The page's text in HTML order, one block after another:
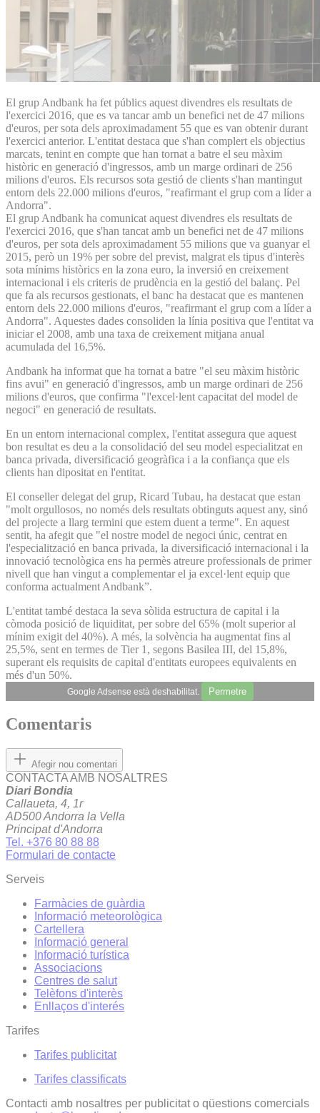
El grup Andbank ha fet públics aquest divendres els resultats de
l'exercici 2016, que es va tancar amb un benefici net de 47 milions
d'euros, per sota dels aproximadament 55 que es van obtenir durant
l'exercici anterior. L'entitat destaca que s'han complert els objectius
marcats, tenint en compte que han tornat a batre el seu màxim
històric en generació d'ingressos, amb un marge ordinari de 256
milions d'euros. Els recursos sota gestió de clients s'han mantingut
entorn dels 22.000 milions d'euros, "reafirmant el grup com a líder a
Andorra".
El grup Andbank ha comunicat aquest divendres els resultats de
l'exercici 2016, que s'han tancat amb un benefici net de 47 milions
d'euros, per sota dels aproximadament 55 milions que va guanyar el
2015, però un 19% per sobre del previst, malgrat els tipus d'interès
sota mínims històrics en la zona euro, la inversió en creixement
internacional i els criteris de prudència en la gestió del balanç. Pel
que fa als recursos gestionats, el banc ha destacat que es mantenen
entorn dels 22.000 milions d'euros, "reafirmant el grup com a líder a
Andorra". Aquestes dades consoliden la línia positiva que l'entitat va
iniciar el 2008, amb una taxa de creixement mitjana anual
acumulada del 16,5%.
Andbank ha informat que ha tornat a batre "el seu màxim històric
fins avui" en generació d'ingressos, amb un marge ordinari de 256
milions d'euros, que confirma "l'excel·lent capacitat del model de
negoci" en generació de resultats.
En un entorn internacional complex, l'entitat assegura que aquest
bon resultat es deu a la consolidació del seu model especialitzat en
banca privada, diversificació geogràfica i a la confiança que els
clients han dipositat en l'entitat.
El conseller delegat del grup, Ricard Tubau, ha destacat que estan
"molt orgullosos, no només dels resultats obtinguts aquest any, sinó
del projecte a llarg termini que estem duent a terme". En aquest
sentit, ha afegit que "el nostre model de negoci únic, centrat en
l'especialització en banca privada, la diversificació internacional i la
innovació tecnològica ens ha permès atreure professionals de primer
nivell que han vingut a complementar el ja excel·lent equip que
conforma actualment Andbank”.
L'entitat també destaca la seva sòlida estructura de capital i la
còmoda posició de liquiditat, per sobre del 65% (molt superior al
mínim exigit del 40%). A més, la solvència ha augmentat fins al
25,5%, sent en termes de Tier 1, segons Basilea III, del 15,8%,
superant els requisits de capital d'entitats europees equivalents en
més d'un 50%.
Google Adsense està deshabilitat. Permetre
Comentaris
Afegir nou comentari
CONTACTA AMB NOSALTRES
Diari Bondia
Callaueta, 4, 1r
AD500 Andorra la Vella
Principat d'Andorra
Tel. +376 80 88 88
Formulari de contacte
Serveis
Farmàcies de guàrdia
Informació meteorològica
Cartellera
Informació general
Informació turística
Associacions
Centres de salut
Telèfons d'interès
Enllaços d'interés
Tarifes
Tarifes publicitat
Tarifes classificats
Contacti amb nosaltres per publicitat o qüestions comercials